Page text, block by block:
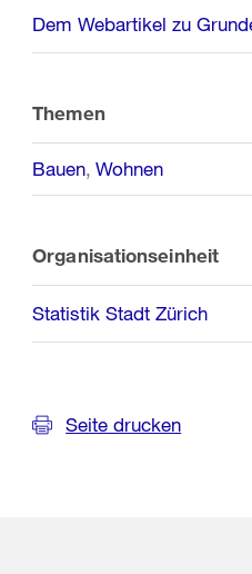
Dem Webartikel zu
Themen
Bauen Wohnen
Organisationseinheit
Statistik Stadt Zürich
Seite drucken